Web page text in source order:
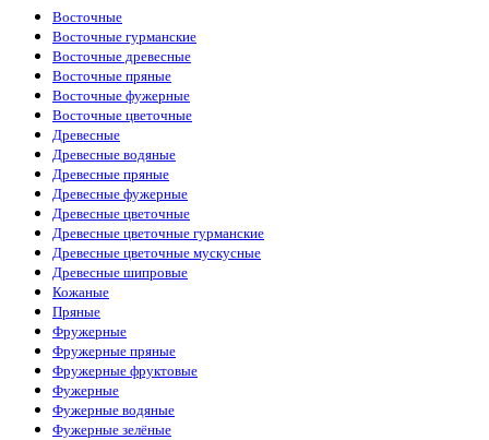
Восточные
Восточные гурманские
Восточные древесные
Восточные пряные
Восточные фужерные
Восточные цветочные
Древесные
Древесные водяные
Древесные пряные
Древесные фужерные
Древесные цветочные
Древесные цветочные гурманские
Древесные цветочные мускусные
Древесные шипровые
Кожаные
Пряные
Фружерные
Фружерные пряные
Фружерные фруктовые
Фужерные
Фужерные водяные
Фужерные зелёные